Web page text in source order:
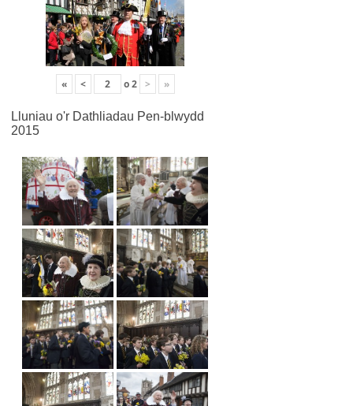
« < o2 > »
Lluniau o'r Dathliadau Pen-blwydd
2015